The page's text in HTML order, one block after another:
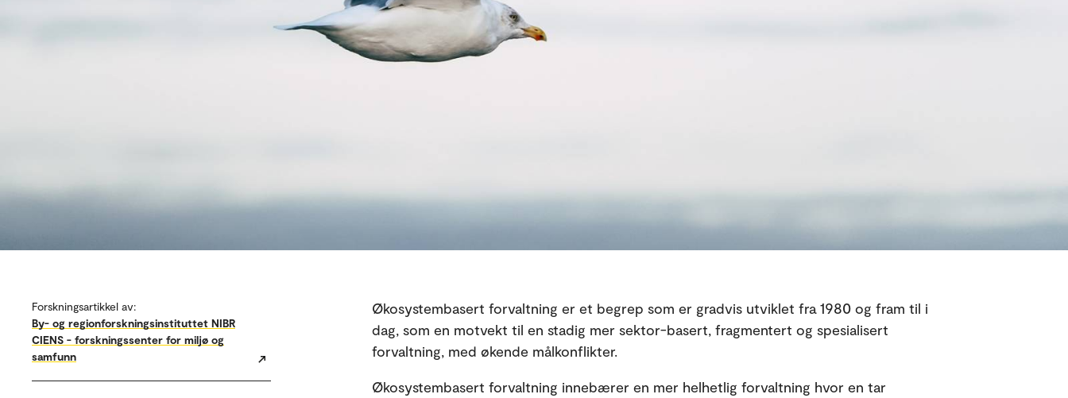
Forskningsartikkel av:
By- og regionforskningsinstituttet NIBR
CIENS - forskningssenter for miljø og
samfunn
Økosystembasert forvaltning er et begrep som er gradvis utviklet fra 1980 og fram til i
dag, som en motvekt til en stadig mer sektor-basert, fragmentert og spesialisert
forvaltning, med økende målkonflikter.
Økosystembasert forvaltning innebærer en mer helhetlig forvaltning hvor en tar